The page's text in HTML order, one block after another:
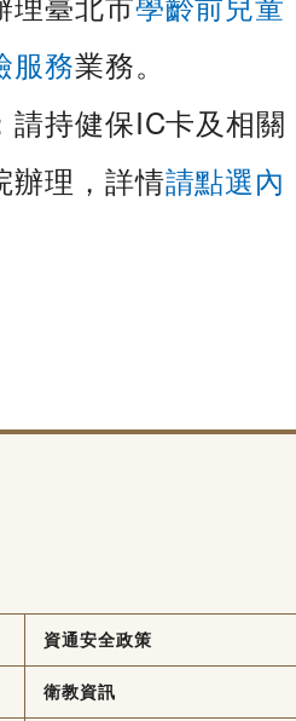
服務業務。
請持健保IC卡及相關
辦理，詳情請點選內
資通安全政策
衛教資訊